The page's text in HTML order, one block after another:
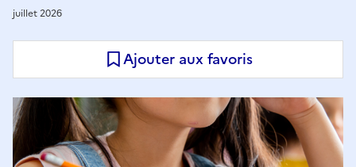
juillet 2026
Ajouter aux favoris